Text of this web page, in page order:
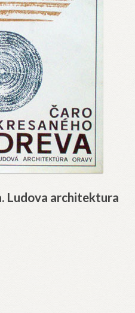
Ludova architektura